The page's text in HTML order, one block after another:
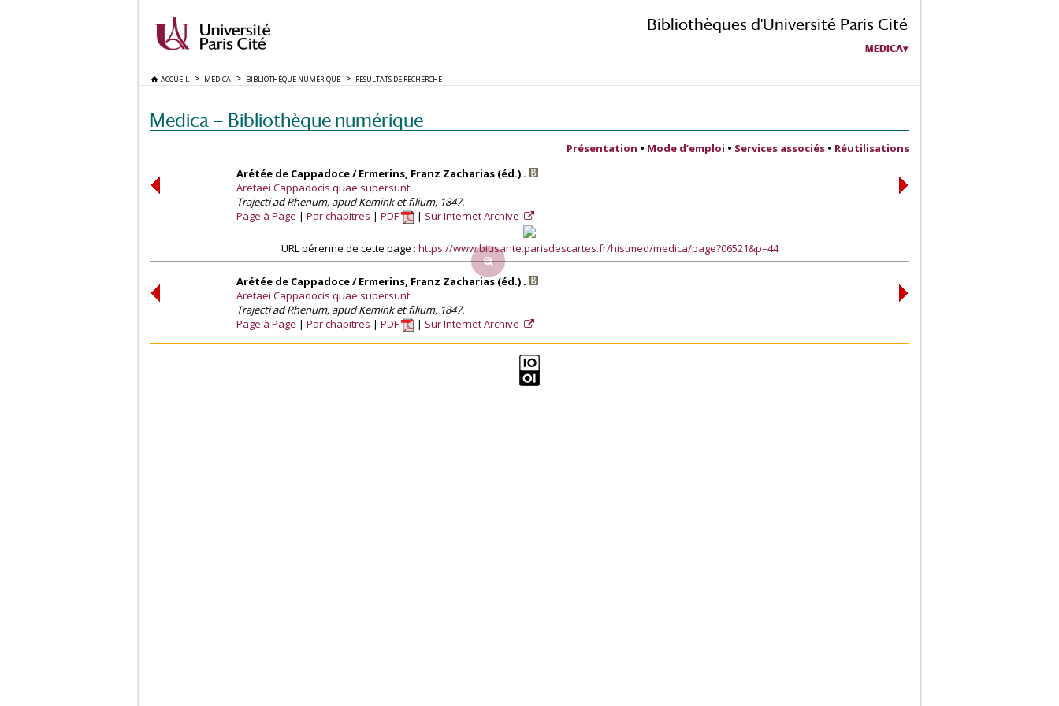
Bibliothèques d'Université Paris Cité
MEDICA
ACCUEIL MEDICA BIBLIOTHÈQUE NUMÉRIQUE RÉSULTATS DE RECHERCHE
Medica — Bibliothèque numérique
Présentation • Mode d’emploi • Services associés • Réutilisations
Arétée de Cappadoce / Ermerins, Franz Zacharias (éd.) .
Aretaei Cappadocis quae supersunt
Trajecti ad Rhenum, apud Kemink et filium, 1847.
Page à Page
Par chapitres PDF Sur Internet Archive
URL pérenne de cette page : https://www.biusante.parisdescartes.fr/histmed/medica/page?06521&p=44
Arétée de Cappadoce / Ermerins, Franz Zacharias (éd.) .
Aretaei Cappadocis quae supersunt
Trajecti ad Rhenum, apud Kemink et filium, 1847.
Page à Page
Par chapitres PDF Sur Internet Archive